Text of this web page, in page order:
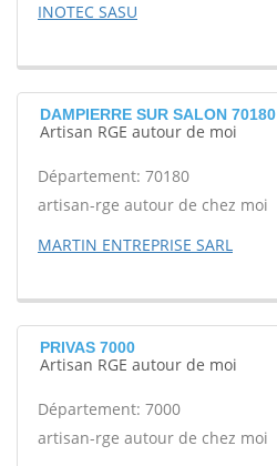
INOTEC SASU
DAMPIERRE SUR SALON 70180
Artisan RGE autour de moi
Département: 70180
artisan-rge autour de chez moi
MARTIN ENTREPRISE SARL
PRIVAS 7000
Artisan RGE autour de moi
Département: 7000
artisan-rge autour de chez moi